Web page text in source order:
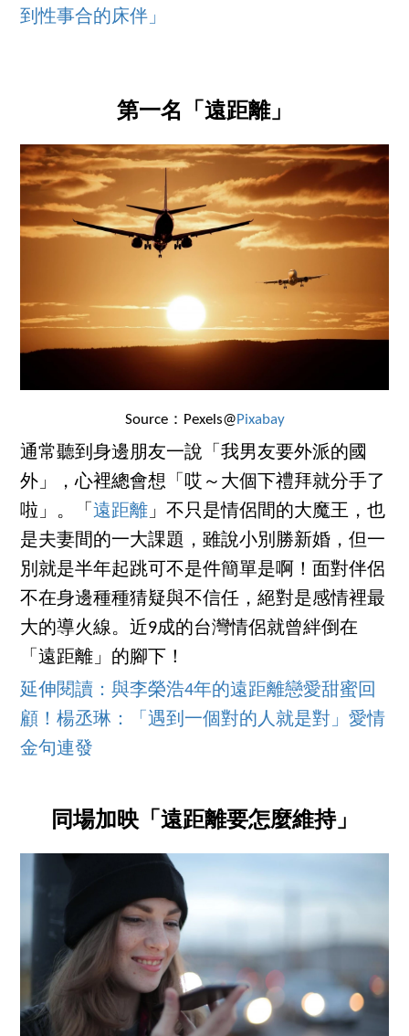
到性事合的床伴」
第一名「遠距離」
Source：Pexels@Pixabay
通常聽到身邊朋友一說「我男友要外派的國
外」，心裡總會想「哎～大個下禮拜就分手了
啦」。「遠距離 」不只是情侶間的大魔王，也
是夫妻間的一大課題，雖說小別勝新婚，但一
別就是半年起跳可不是件簡單是啊！面對伴侶
不在身邊種種猜疑與不信任，絕對是感情裡最
大的導火線。近9成的台灣情侶就曾絆倒在
「遠距離」的腳下！
延伸閱讀：與李榮浩4年的遠距離戀愛甜蜜回
顧！楊丞琳：「遇到一個對的人就是對」愛情
金句連發
同場加映「遠距離要怎麼維持」